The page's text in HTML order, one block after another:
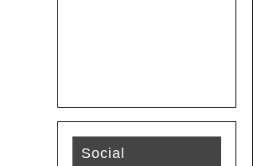
Social